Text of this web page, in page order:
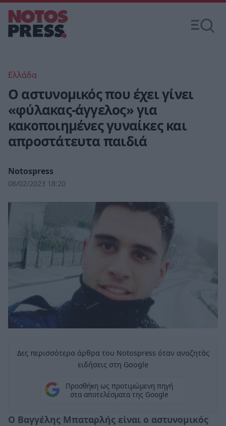
Ελλάδα
Ο αστυνομικός που έχει γίνει
«φύλακας-άγγελος» για
κακοποιημένες γυναίκες και
απροστάτευτα παιδιά
Notospress
08/02/2023 18:20
Δες περισσότερα άρθρα του Notospress όταν αναζητάς
ειδήσεις στη Google
Προσθήκη ως προτιμώμενη πηγή
στα αποτελέσματα της Google
Ο Βαγγέλης Μπαταρλής είναι ο αστυνομικός